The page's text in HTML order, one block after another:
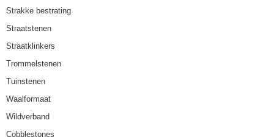
Strakke bestrating
Straatstenen
Straatklinkers
Trommelstenen
Tuinstenen
Waalformaat
Wildverband
Cobblestones